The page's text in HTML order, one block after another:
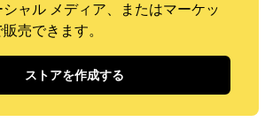
ャル メディア、またはマーケッ
売できます。
ストアを作成する